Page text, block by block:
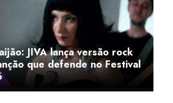
JIVA lança versão rock
que defende no Festival